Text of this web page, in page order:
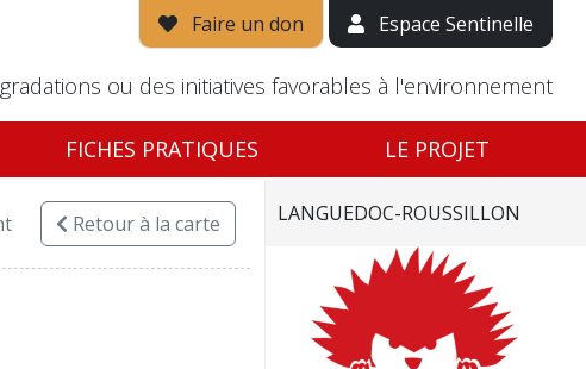
Faire un don Espace Sentinelle
ou des initiatives favorables à l'environnement
FICHES PRATIQUES LE PROJET
Retourà la carte LANGUEDOC-ROUSSILLON